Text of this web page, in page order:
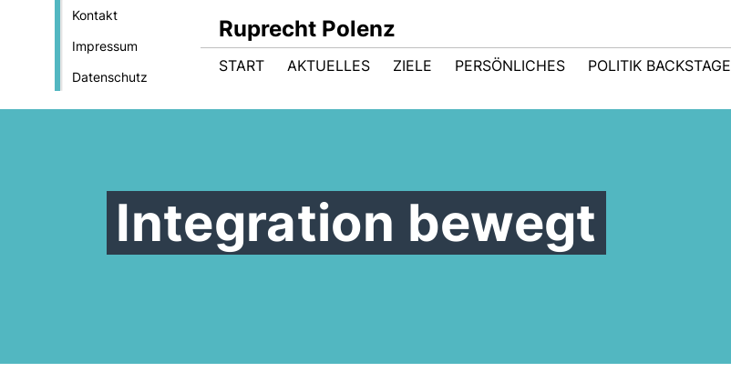
Kontakt
Impressum
Datenschutz
Ruprecht Polenz
START AKTUELLES ZIELE PERSÖNLICHES POLITIK BACKSTAGE
Integration bewegt